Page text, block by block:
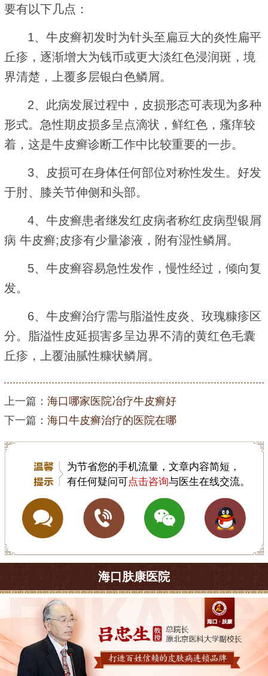
要有以下几点：
1、牛皮癣初发时为针头至扁豆大的炎性扁平
丘疹，逐渐增大为钱币或更大淡红色浸润斑，境
界清楚，上覆多层银白色鳞屑。
2、此病发展过程中，皮损形态可表现为多种
形式。急性期皮损多呈点滴状，鲜红色，瘙痒较
着，这是牛皮癣诊断工作中比较重要的一步。
3、皮损可在身体任何部位对称性发生。好发
于肘、膝关节伸侧和头部。
4、牛皮癣患者继发红皮病者称红皮病型银屑
病 牛皮癣;皮疹有少量渗液，附有湿性鳞屑。
5、牛皮癣容易急性发作，慢性经过，倾向复
发。
6、牛皮癣治疗需与脂溢性皮炎、玫瑰糠疹区
分。脂溢性皮延损害多呈边界不清的黄红色毛囊
丘疹，上覆油腻性糠状鳞屑。
上一篇： 海口哪家医院冶疗牛皮癣好
下一篇： 海口牛皮癣治疗的医院在哪
为节省您的手机流量，文章内容简短，
有任何疑问可点击咨询与医生在线交流。
海口肤康医院